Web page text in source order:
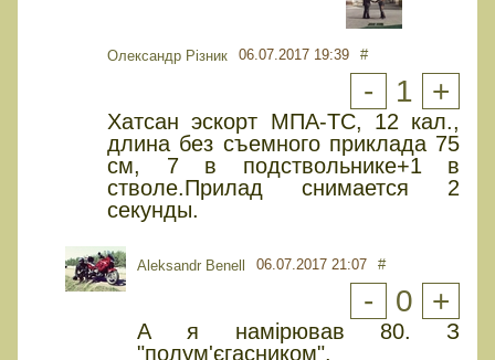
Олександр Різник 06.07.2017 19:39 #
- 1 +
Хатсан эскорт МПА-ТС, 12 кал.,
длина без съемного приклада 75
см, 7 в подствольнике+1 в
стволе.Прилад снимается 2
секунды.
Aleksandr Benell 06.07.2017 21:07 #
- 0 +
А я намірював 80. З
"полум'єгасником".